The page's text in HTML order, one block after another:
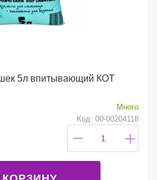
5л впитывающий КОТ
Много
Код: 00-00204118